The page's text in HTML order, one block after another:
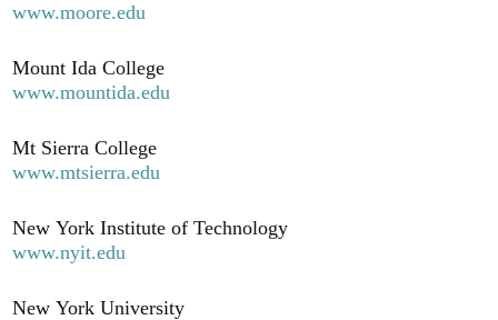
www.moore.edu
Mount Ida College
www.mountida.edu
Mt Sierra College
www.mtsierra.edu
New York Institute of Technology
www.nyit.edu
New York University